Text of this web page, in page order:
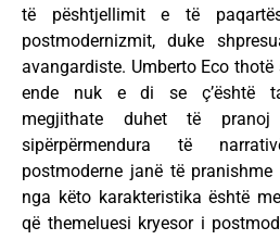
të pështjellimit e të
postmodernizmit, duke
avangardiste. Umberto Eco thotë
ende nuk e di se ç’është
megjithate duhet të
sipërpërmendura të
postmoderne janë të
nga këto karakteristika është
që themeluesi kryesor i